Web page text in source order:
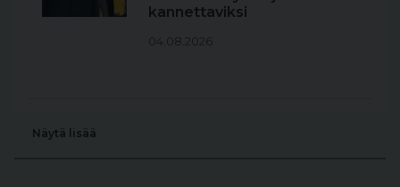
kannettaviksi
04.08.2026
Näytä lisää